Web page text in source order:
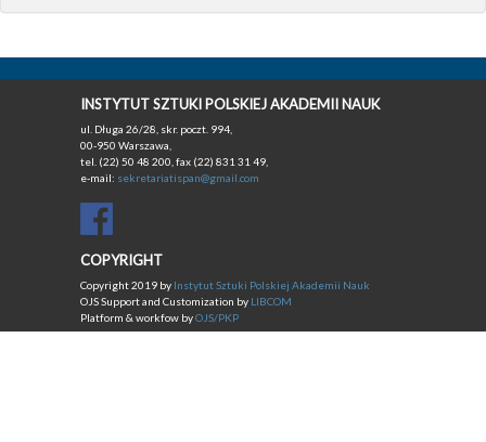
INSTYTUT SZTUKI POLSKIEJ AKADEMII NAUK
ul. Długa 26/28, skr. poczt. 994,
00-950 Warszawa,
tel. (22) 50 48 200, fax (22) 831 31 49,
e-mail: sekretariatispan@gmail.com
COPYRIGHT
Copyright 2019 by Instytut Sztuki Polskiej Akademii Nauk
OJS Support and Customization by LIBCOM
Platform & workfow byOJS/PKP